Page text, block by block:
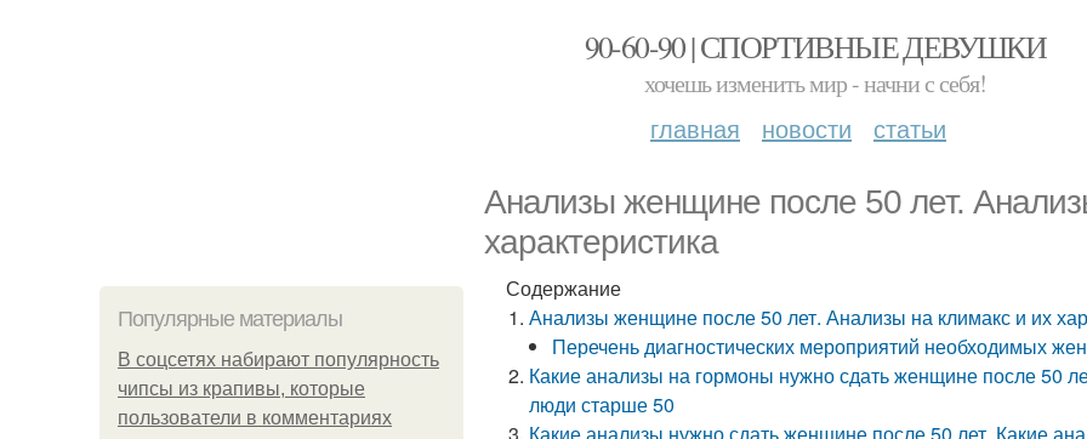
90-60-90 | СПОРТИВНЫЕ ДЕВУШКИ
хочешь изменить мир - начни с себя!
главная новости статьи
Анализы женщине после 50 лет.
характеристика
Популярные материалы
В соцсетях набирают популярность
чипсы из крапивы, которые
пользователи в комментариях
Содержание
Анализы женщине после 50 лет. Анализы на климакс и их
Перечень диагностических мероприятий необходимых
Какие анализы на гормоны нужно сдать женщине после 50
люди старше 50